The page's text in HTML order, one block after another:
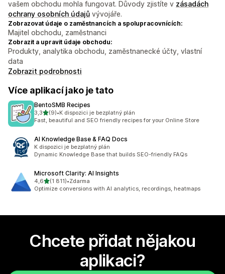
vašem obchodu mohla fungovat. Důvody zjistíte v zásadách
ochrany osobních údajů vývojáře.
Zobrazovat údaje o zaměstnancích a spolupracovnících:
Majitel obchodu, zaměstnanci
Zobrazit a upravit údaje obchodu:
Produkty, analytika obchodu, zaměstnanecké účty, vlastní
data
Zobrazit podrobnosti
Více aplikací jako je tato
BentoSMB Recipes
3,3z 5 hvězd
(9)
Celkový počet recenzí: 9
•K dispozici je bezplatný plán
Fast, beautiful and SEO friendly recipes for your Online Store
AI Knowledge Base & FAQ Docs
K dispozici je bezplatný plán
Dynamic Knowledge Base that builds SEO-friendly FAQs
Microsoft Clarity: AI Insights
4,6z 5 hvězd
(1 811)
Celkový počet recenzí: 1811
•Zdarma
Optimize conversions with AI analytics, recordings, heatmaps
Chcete přidat nějakou
aplikaci?